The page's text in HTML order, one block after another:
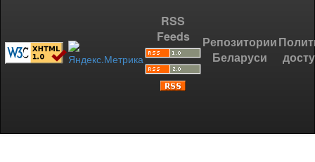
RSS
Feeds
Репозитории
Беларуси